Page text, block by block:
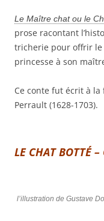
Le Maître chat ou le
prose racontant
tricherie pour offrir le
princesse à son
Ce conte fut écrit à la
Perrault (1628-1703).
LE CHAT BOTTÉ –
l’illustration de Gustave